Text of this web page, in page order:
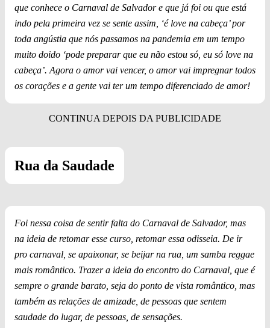
que conhece o Carnaval de Salvador e que já foi ou que está
indo pela primeira vez se sente assim, ‘é love na cabeça’ por
toda angústia que nós passamos na pandemia em um tempo
muito doido ‘pode preparar que eu não estou só, eu só love na
cabeça’. Agora o amor vai vencer, o amor vai impregnar todos
os corações e a gente vai ter um tempo diferenciado de amor!
Rua da Saudade
Foi nessa coisa de sentir falta do Carnaval de Salvador, mas
na ideia de retomar esse curso, retomar essa odisseia. De ir
pro carnaval, se apaixonar, se beijar na rua, um samba reggae
mais romântico. Trazer a ideia do encontro do Carnaval, que é
sempre o grande barato, seja do ponto de vista romântico, mas
também as relações de amizade, de pessoas que sentem
saudade do lugar, de pessoas, de sensações.